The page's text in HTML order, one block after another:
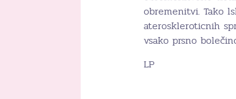
obremenitvi. Tako
ateroskleroticnih
vsako prsno
LP